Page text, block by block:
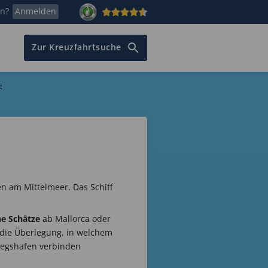
Anmelden
Zur Kreuzfahrtsuche
am Mittelmeer. Das Schiff
Schätze ab Mallorca oder
Überlegung, in welchem
verbinden